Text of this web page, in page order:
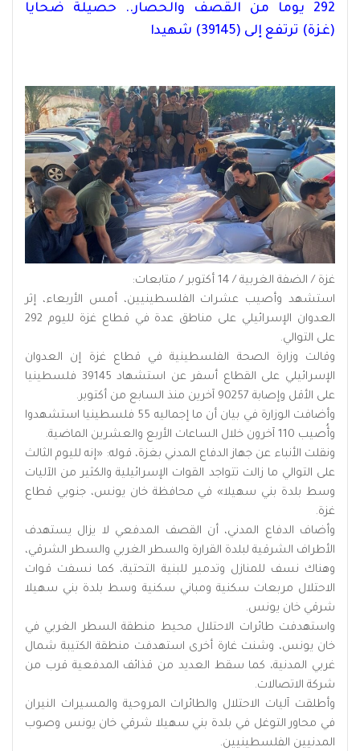
292 يوما من القصف والحصار.. حصيلة ضحايا
(غزة) ترتفع إلى (39145) شهيدا
غزة / الضفة الغربية / 14 أكتوبر / متابعات:
استشهد وأصيب عشرات الفلسطينيين، أمس الأربعاء، إثر
العدوان الإسرائيلي على مناطق عدة في قطاع غزة لليوم 292
على التوالي.
وقالت وزارة الصحة الفلسطينية في قطاع غزة إن العدوان
الإسرائيلي على القطاع أسفر عن استشهاد 39145 فلسطينيا
على الأقل وإصابة 90257 آخرين منذ السابع من أكتوبر.
وأضافت الوزارة في بيان أن ما إجماليه 55 فلسطينيا استشهدوا
وأُصيب 110 آخرون خلال الساعات الأربع والعشرين الماضية.
ونقلت الأنباء عن جهاز الدفاع المدني بغزة، قوله: «إنه لليوم الثالث
على التوالي ما زالت تتواجد القوات الإسرائيلية والكثير من الآليات
وسط بلدة بني سهيلا» في محافظة خان يونس، جنوبي قطاع
غزة.
وأضاف الدفاع المدني، أن القصف المدفعي لا يزال يستهدف
الأطراف الشرقية لبلدة القرارة والسطر الغربي والسطر الشرقي،
وهناك نسف للمنازل وتدمير للبنية التحتية، كما نسفت قوات
الاحتلال مربعات سكنية ومباني سكنية وسط بلدة بني سهيلا
شرقي خان يونس.
واستهدفت طائرات الاحتلال محيط منطقة السطر الغربي في
خان يونس، وشنت غارة أخرى استهدفت منطقة الكتيبة شمال
غربي المدنية، كما سقط العديد من قذائف المدفعية قرب من
شركة الاتصالات.
وأطلقت آليات الاحتلال والطائرات المروحية والمسيرات النيران
في محاور التوغل في بلدة بني سهيلا شرقي خان يونس وصوب
المدنيين الفلسطينيين.